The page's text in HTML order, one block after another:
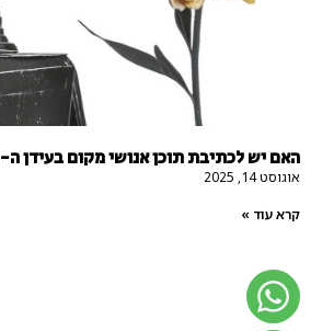
האם יש לכתיבת תוכן אנושי מקום בעידן ה-AI?
אוגוסט 14, 2025
קרא עוד »